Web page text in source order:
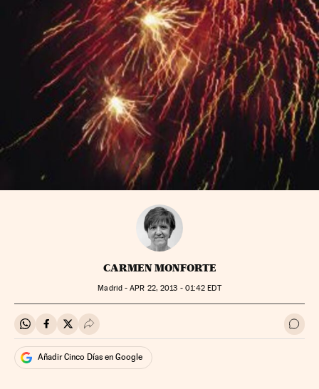
CARMEN MONFORTE
Madrid -APR 22, 2013 - 01:42 EDT
Compartir en Whatsapp
Compartir en Facebook
Compartir en Twitter
Desplegar Redes Sociales Ir a
Añadir Cinco Días en Google